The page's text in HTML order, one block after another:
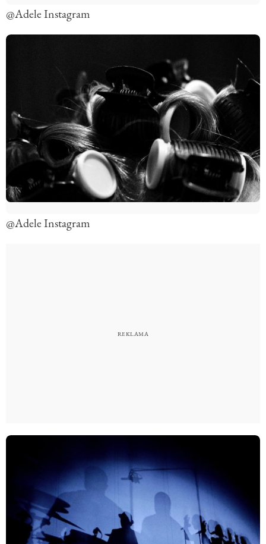
@Adele Instagram
@Adele Instagram